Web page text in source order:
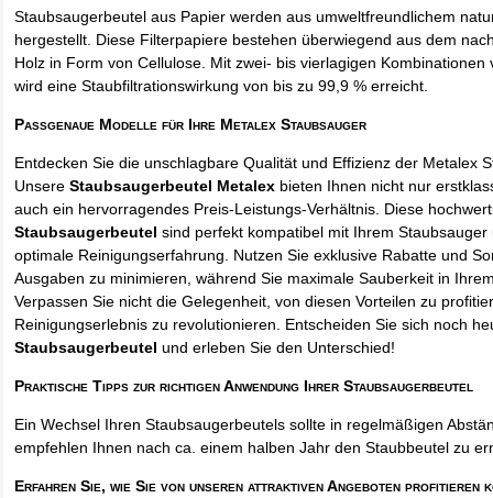
Staubsaugerbeutel aus Papier werden aus umweltfreundlichem
hergestellt. Diese Filterpapiere bestehen überwiegend aus dem
Holz in Form von Cellulose. Mit zwei- bis vierlagigen Kombinationen
wird eine Staubfiltrationswirkung von bis zu 99,9 % erreicht.
Passgenaue Modelle für Ihre Metalex Staubsauger
Entdecken Sie die unschlagbare Qualität und Effizienz der Metalex
UnsereStaubsaugerbeutel Metalex bieten Ihnen nicht nur
auch ein hervorragendes Preis-Leistungs-Verhältnis. Diese
Staubsaugerbeutel sind perfekt kompatibel mit Ihrem
optimale Reinigungserfahrung. Nutzen Sie exklusive Rabatte und
Ausgaben zu minimieren, während Sie maximale Sauberkeit in
Verpassen Sie nicht die Gelegenheit, von diesen Vorteilen zu
Reinigungserlebnis zu revolutionieren. Entscheiden Sie sich noch
Staubsaugerbeutel und erleben Sie den Unterschied!
Praktische Tipps zur richtigen Anwendung Ihrer Staubsaugerbeutel
Ein Wechsel Ihren Staubsaugerbeutels sollte in regelmäßigen
empfehlen Ihnen nach ca. einem halben Jahr den Staubbeutel zu
Erfahren Sie, wie Sie von unseren attraktiven Angeboten profitieren